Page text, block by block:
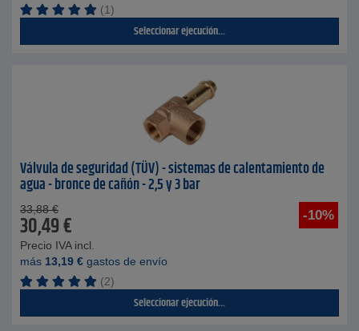
(1)
Seleccionar ejecución...
Válvula de seguridad (TÜV) - sistemas de calentamiento de
agua - bronce de cañón - 2,5 y 3 bar
-10%
33,88 €
30,49€
Precio IVA incl.
más 13,19 € gastos de envío
(2)
Seleccionar ejecución...